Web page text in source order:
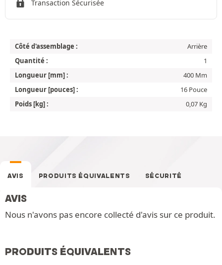
Transaction Sécurisée
Côté d'assemblage :
Arrière
Quantité :
1
Longueur [mm] :
400 Mm
Longueur [pouces] :
16 Pouce
Poids [kg] :
0,07 Kg
AVIS PRODUITS ÉQUIVALENTS SÉCURITÉ
AVIS
Nous n'avons pas encore collecté d'avis sur ce produit.
PRODUITS ÉQUIVALENTS